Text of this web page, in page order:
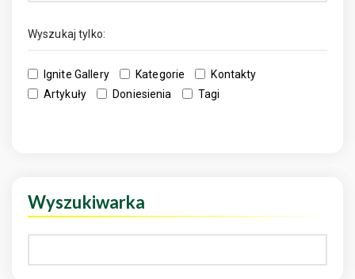
Wyszukaj tylko:
Ignite Gallery Kategorie
Kontakty
Artykuły
Doniesienia Tagi
Wyszukiwarka